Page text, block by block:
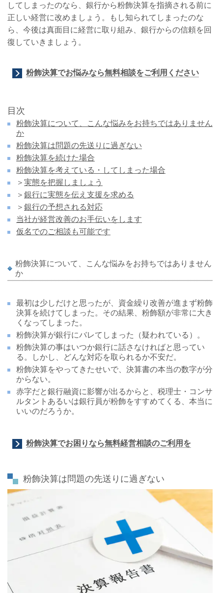
してしまったのなら、銀行から粉飾決算を指摘される前に
正しい経営に改めましょう。もし知られてしまったのな
ら、今後は真面目に経営に取り組み、銀行からの信頼を回
復していきましょう。
粉飾決算でお悩みなら無料相談をご利用ください
目次
粉飾決算について、こんな悩みをお持ちではありません
か
粉飾決算は問題の先送りに過ぎない
粉飾決算を続けた場合
粉飾決算を考えている・してしまった場合
＞ 実態を把握しましょう
＞ 銀行に実態を伝え支援を求める
＞ 銀行の予想される対応
当社が経営改善のお手伝いをします
仮名でのご相談も可能です
粉飾決算について、こんな悩みをお持ちではありません
か
最初は少しだけと思ったが、資金繰り改善が進まず粉飾
決算を続けてしまった。その結果、粉飾額が非常に大き
くなってしまった。
粉飾決算が銀行にバレてしまった（疑われている）。
粉飾決算の事はいつか銀行に話さなければと思ってい
る。しかし、どんな対応を取られるか不安だ。
粉飾決算をやってきたせいで、決算書の本当の数字が分
からない。
赤字だと銀行融資に影響が出るからと、税理士・コンサ
ルタントあるいは銀行員が粉飾をすすめてくる、本当に
いいのだろうか。
粉飾決算でお困りなら無料経営相談のご利用を
粉飾決算は問題の先送りに過ぎない